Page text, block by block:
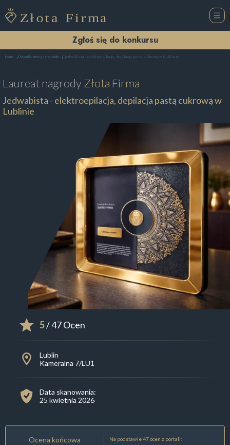
Zgłoś się do konkursu
Home Salon Kosmetyczny Lublin Jedwabista - elektroepilacja, depilacja pastą cukrową w Lublinie
Laureat nagrodyZłota Firma
Jedwabista - elektroepilacja, depilacja pastą cukrową w
Lublinie
5/ 47 Ocen
Lublin
Kameralna 7/LU1
Data skanowania:
25 kwietnia 2026
Ocena końcowa Na podstawie 47 ocen z portali: